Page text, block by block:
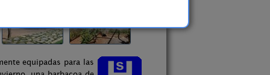
equipadas para las